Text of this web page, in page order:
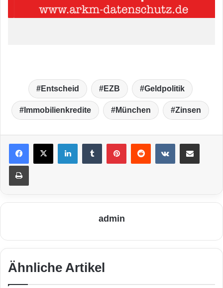
Entscheid EZB Geldpolitik
Immobilienkredite München Zinsen
LinkedIn VKontakte
Drucken
admin
Ähnliche Artikel